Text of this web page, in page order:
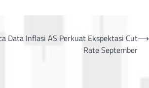
Data Inflasi AS Perkuat Ekspektasi Cut
Rate September
⟶